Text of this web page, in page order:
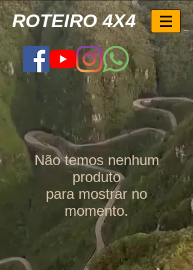
ROTEIRO 4X4
Não temos nenhum
produto
para mostrar no
momento.